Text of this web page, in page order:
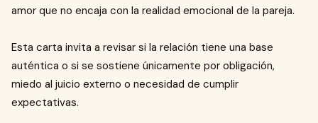
amor que no encaja con la realidad emocional de la pareja.
Esta carta invita a revisar si la relación tiene una base
auténtica o si se sostiene únicamente por obligación,
miedo al juicio externo o necesidad de cumplir
expectativas.